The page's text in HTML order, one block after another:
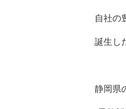
自社の
誕生し
静岡県